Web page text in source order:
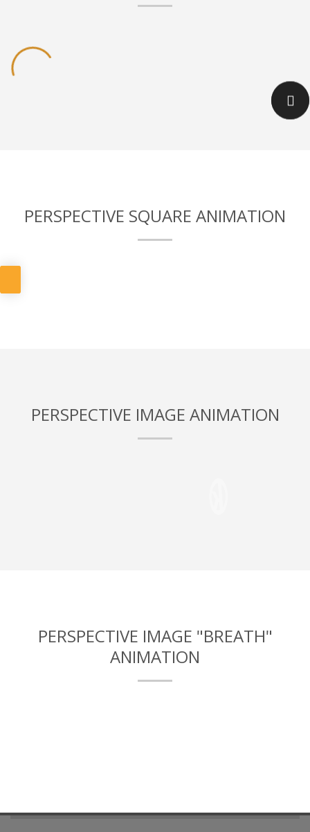
PERSPECTIVE SQUARE ANIMATION
PERSPECTIVE IMAGE ANIMATION
PERSPECTIVE IMAGE "BREATH"
ANIMATION